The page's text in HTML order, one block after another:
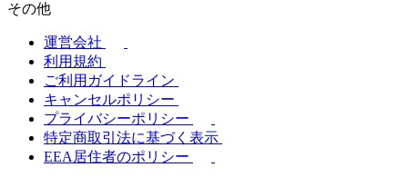
その他
運営会社
利用規約
ご利用ガイドライン
キャンセルポリシー
プライバシーポリシー
特定商取引法に基づく表示
EEA居住者のポリシー